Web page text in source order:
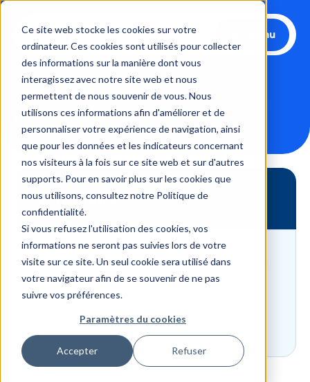
Ce site web stocke les cookies sur votre
ordinateur. Ces cookies sont utilisés pour collecter
des informations sur la manière dont vous
interagissez avec notre site web et nous
permettent de nous souvenir de vous. Nous
utilisons ces informations afin d'améliorer et de
personnaliser votre expérience de navigation, ainsi
que pour les données et les indicateurs concernant
nos visiteurs à la fois sur ce site web et sur d'autres
supports. Pour en savoir plus sur les cookies que
nous utilisons, consultez notre Politique de
confidentialité.
Si vous refusez l'utilisation des cookies, vos
informations ne seront pas suivies lors de votre
visite sur ce site. Un seul cookie sera utilisé dans
votre navigateur afin de se souvenir de ne pas
suivre vos préférences.
Paramètres du cookies
Accepter Refuser
Aller
contenu
Menu
Conseils
Comment employer son fils ou sa fille dans l’entreprise
familiale en toute légalité ?
Sommaire
Employer son fils ou sa fille : quels avantages
pour les chefs d’entreprise ?
contrat court